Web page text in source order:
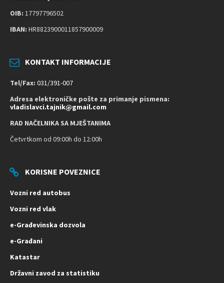
OIB: 17797796502
IBAN: HR8823900011857900009
KONTAKT INFORMACIJE
Tel/Fax: 031/391-007
Adresa elektroničke pošte za primanje pismena:
vladislavci.tajnik@gmail.com
RAD NAČELNIKA SA MJEŠTANIMA
Četvrtkom od 09:00h do 12:00h
KORISNE POVEZNICE
Vozni red autobus
Vozni red vlak
e-Građevinska dozvola
e-Građani
Katastar
Državni zavod za statistiku